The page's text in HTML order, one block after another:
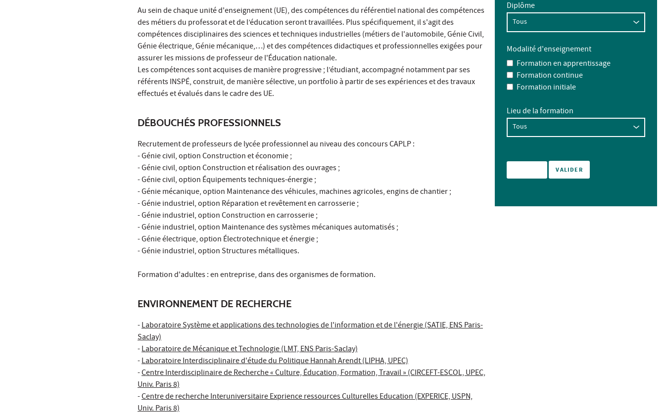
Au sein de chaque unité d'enseignement (UE), des compétences du référentiel national des compétences
des métiers du professorat et de l’éducation seront travaillées. Plus spécifiquement, il s'agit des
compétences disciplinaires des sciences et techniques industrielles (métiers de l'automobile, Génie Civil,
Génie électrique, Génie mécanique,…) et des compétences didactiques et professionnelles exigées pour
assurer les missions de professeur de l'Éducation nationale.
Les compétences sont acquises de manière progressive ; l’étudiant, accompagné notamment par ses
référents INSPÉ, construit, de manière sélective, un portfolio à partir de ses expériences et des travaux
effectués et évalués dans le cadre des UE.
DÉBOUCHÉS PROFESSIONNELS
Recrutement de professeurs de lycée professionnel au niveau des concours CAPLP :
- Génie civil, option Construction et économie ;
- Génie civil, option Construction et réalisation des ouvrages ;
- Génie civil, option Équipements techniques-énergie ;
- Génie mécanique, option Maintenance des véhicules, machines agricoles, engins de chantier ;
- Génie industriel, option Réparation et revêtement en carrosserie ;
- Génie industriel, option Construction en carrosserie ;
- Génie industriel, option Maintenance des systèmes mécaniques automatisés ;
- Génie électrique, option Électrotechnique et énergie ;
- Génie industriel, option Structures métalliques.
Formation d'adultes : en entreprise, dans des organismes de formation.
ENVIRONNEMENT DE RECHERCHE
-Laboratoire Système et applications des technologies de l'information et de l'énergie (SATIE, ENS Paris-
Saclay)
-Laboratoire de Mécanique et Technologie (LMT, ENS Paris-Saclay)
-Laboratoire Interdisciplinaire d'étude du Politique Hannah Arendt (LIPHA, UPEC)
-Centre Interdisciplinaire de Recherche « Culture, Éducation, Formation, Travail » (CIRCEFT-ESCOL, UPEC,
Univ. Paris 8)
-Centre de recherche Interuniversitaire Exprience ressources Culturelles Education (EXPERICE, USPN,
Univ. Paris 8)
Diplôme
Modalité d'enseignement
Formation en apprentissage
Formation continue
Formation initiale
Lieu de la formation